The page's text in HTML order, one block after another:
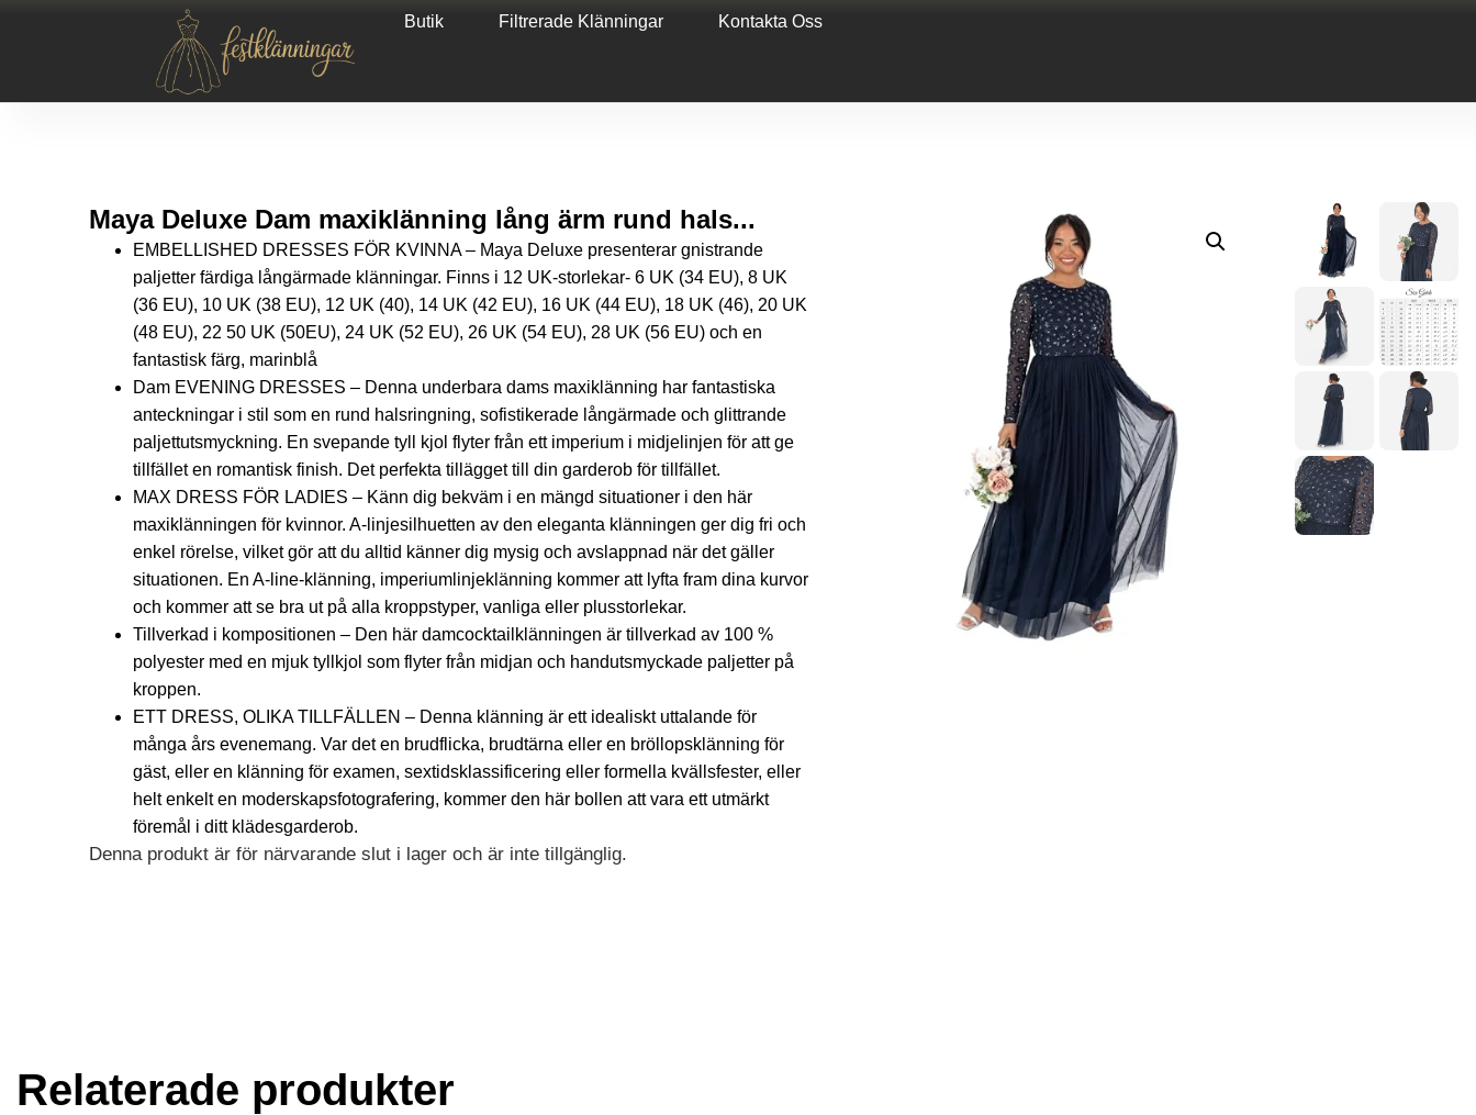
Butik Filtrerade Klänningar Kontakta Oss
Maya Deluxe Dam maxiklänning lång ärm rund hals...
EMBELLISHED DRESSES FÖR KVINNA – Maya Deluxe presenterar gnistrande
paljetter färdiga långärmade klänningar. Finns i 12 UK-storlekar- 6 UK (34 EU), 8 UK
(36 EU), 10 UK (38 EU), 12 UK (40), 14 UK (42 EU), 16 UK (44 EU), 18 UK (46), 20 UK
(48 EU), 22 50 UK (50EU), 24 UK (52 EU), 26 UK (54 EU), 28 UK (56 EU) och en
fantastisk färg, marinblå
Dam EVENING DRESSES – Denna underbara dams maxiklänning har fantastiska
anteckningar i stil som en rund halsringning, sofistikerade långärmade och glittrande
paljettutsmyckning. En svepande tyll kjol flyter från ett imperium i midjelinjen för att ge
tillfället en romantisk finish. Det perfekta tillägget till din garderob för tillfället.
MAX DRESS FÖR LADIES – Känn dig bekväm i en mängd situationer i den här
maxiklänningen för kvinnor. A-linjesilhuetten av den eleganta klänningen ger dig fri och
enkel rörelse, vilket gör att du alltid känner dig mysig och avslappnad när det gäller
situationen. En A-line-klänning, imperiumlinjeklänning kommer att lyfta fram dina kurvor
och kommer att se bra ut på alla kroppstyper, vanliga eller plusstorlekar.
Tillverkad i kompositionen – Den här damcocktailklänningen är tillverkad av 100 %
polyester med en mjuk tyllkjol som flyter från midjan och handutsmyckade paljetter på
kroppen.
ETT DRESS, OLIKA TILLFÄLLEN – Denna klänning är ett idealiskt uttalande för
många års evenemang. Var det en brudflicka, brudtärna eller en bröllopsklänning för
gäst, eller en klänning för examen, sextidsklassificering eller formella kvällsfester, eller
helt enkelt en moderskapsfotografering, kommer den här bollen att vara ett utmärkt
föremål i ditt klädesgarderob.
Denna produkt är för närvarande slut i lager och är inte tillgänglig.
Relaterade produkter